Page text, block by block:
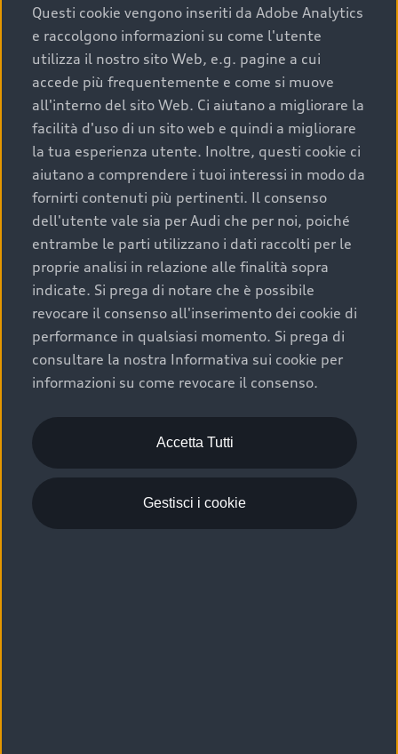
chilometraggio: un valore contenuto corrisponde a
uno stato migliore del veicolo e a una maggiore
durata nel tempo;
cronologia dei tagliandi: una documentazione
completa della vettura certifica una manutenzione
costante e accurata;
condizioni della carrozzeria e degli interni: una
buona conservazione evidenzia cura e attenzione del
precedente proprietario;
efficienza meccanica: motore, trasmissione e
componenti principali in ottimo stato garantiscono
prestazioni affidabili e sicure.
Acquistare un’auto usata in una Concessionaria ufficiale
Audi che offre l’usato garantito tramite Audi Prima
Scelta :plus, significa affidarsi ad un prodotto che viene
sottoposto a 110 controlli approfonditi e coperto da
garanzia fino a 4 anni per una maggiore tutela del tuo
acquisto.
Questi cookie vengono inseriti da Adobe Analytics
e raccolgono informazioni su come l'utente
utilizza il nostro sito Web, e.g. pagine a cui
accede più frequentemente e come si muove
all'interno del sito Web. Ci aiutano a migliorare la
facilità d'uso di un sito web e quindi a migliorare
la tua esperienza utente. Inoltre, questi cookie ci
aiutano a comprendere i tuoi interessi in modo da
fornirti contenuti più pertinenti. Il consenso
dell'utente vale sia per Audi che per noi, poiché
entrambe le parti utilizzano i dati raccolti per le
proprie analisi in relazione alle finalità sopra
indicate. Si prega di notare che è possibile
revocare il consenso all'inserimento dei cookie di
performance in qualsiasi momento. Si prega di
consultare la nostra Informativa sui cookie per
informazioni su come revocare il consenso.
Accetta Tutti
Gestisci i cookie